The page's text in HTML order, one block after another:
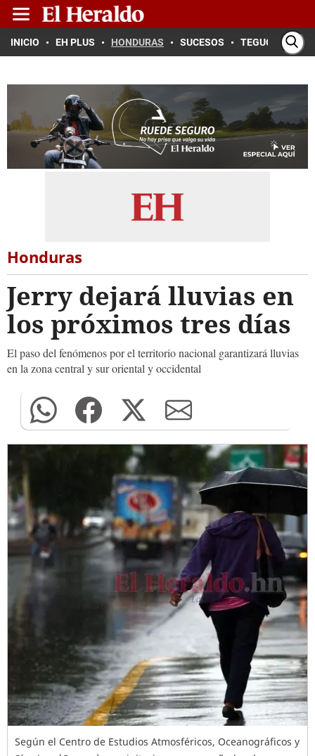
INICIO EH PLUS HONDURAS SUCESOS TEGUCIGALPA
Honduras
Jerry dejará lluvias en
los próximos tres días
El paso del fenómenos por el territorio nacional garantizará lluvias
en la zona central y sur oriental y occidental
Según el Centro de Estudios Atmosféricos, Oceanográficos y